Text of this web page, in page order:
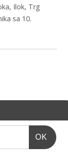
Ilok, Trg
sa 10.
OK